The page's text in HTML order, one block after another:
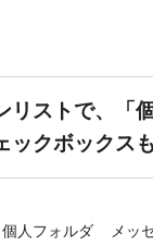
リストで、「
クボックス
個人フォルダ メッ